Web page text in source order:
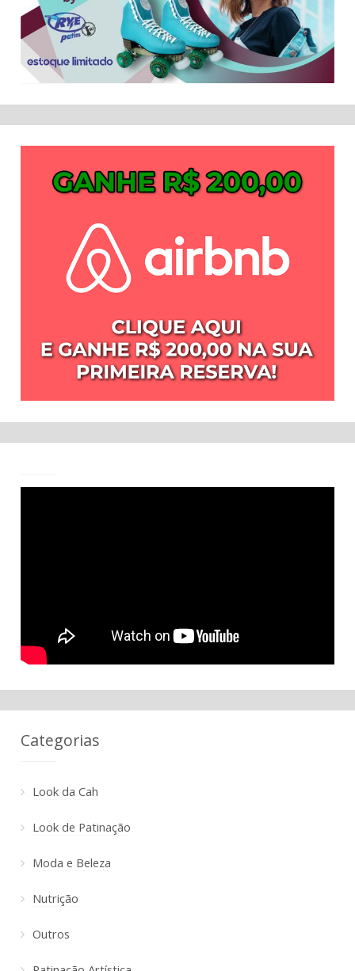
Categorias
Look da Cah
Look de Patinação
Moda e Beleza
Nutrição
Outros